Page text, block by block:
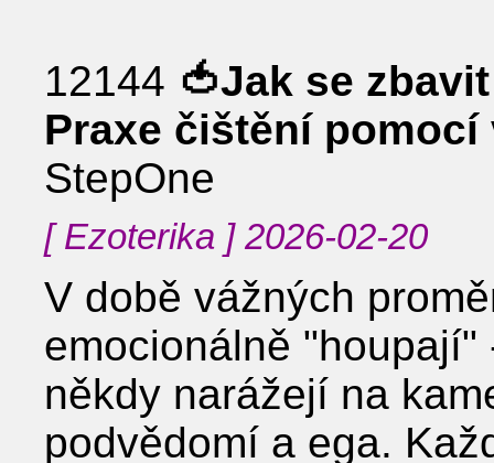
12144 🍅Jak se
Praxe čištění
StepOne
[ Ezoterika ] 2026-02-20
V době vážných
emocionálně
někdy narážejí na
podvědomí a ega.